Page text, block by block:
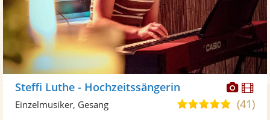
Steffi Luthe - Hochzeitssängerin
5,0(41)
Einzelmusiker, Gesang